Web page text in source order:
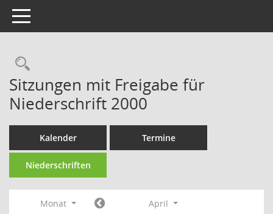
Toggle navigation
Rechercheauswahl
Sitzungen mit Freigabe für
Niederschrift 2000
Kalender Termine
Niederschriften
Monat
April